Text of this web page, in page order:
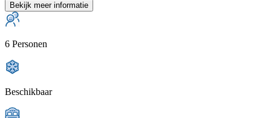
Bekijk meer informatie
6 Personen
Beschikbaar